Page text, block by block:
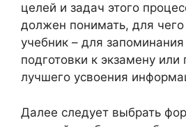
целей и задач этого
должен понимать, для чего
учебник – для
подготовки к экзамену или
лучшего усвоения
Далее следует выбрать